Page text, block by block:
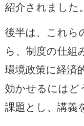
紹介されました。
後半は、これら
ら、制度の仕組
環境政策に経済
効かせるにはど
課題とし、講義